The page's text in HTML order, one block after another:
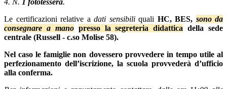
4. N. 1 fototessera.
Le certificazioni relative a dati sensibiliquali HC, BES, sonoda
consegnare a mano presso la segreteria didattica della sede
centrale (Russell - c.so Molise 58).
Nel caso le famiglie non dovessero provvedere in tempo utile al
perfezionamento dell’iscrizione, la scuola provvederà d’ufficio
alla conferma.